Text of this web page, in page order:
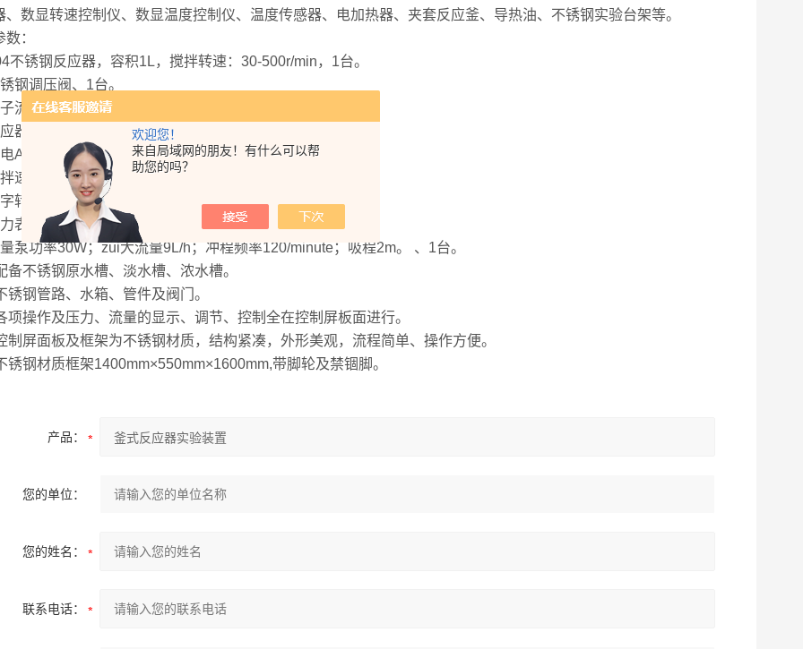
欢迎您！
来自局域网的朋友！有什么可以帮
助您的吗？
、数显转速控制仪、数显温度控制仪、温度传感器、电加热器、夹套反应釜、导热油、不锈钢实验台架等。
：
不锈钢反应器，容积1L，搅拌转速：30-500r/min，1台。
钢调压阀、1台。
流量计LZB-25，测量范围：1.6-16m3/h、1台。
器内温度显示仪宇电AI701。
AI518数字温度控制器，1台。
速度传感器、1台。
转速测定仪、1台。
表量程为1Mpa，1台。
泵功率30W；zui大流量9L/h；冲程频率120/minute；吸程2m。 、1台。
备不锈钢原水槽、淡水槽、浓水槽。
锈钢管路、水箱、管件及阀门。
项操作及压力、流量的显示、调节、控制全在控制屏板面进行。
制屏面板及框架为不锈钢材质，结构紧凑，外形美观，流程简单、操作方便。
锈钢材质框架1400mm×550mm×1600mm,带脚轮及禁锢脚。
产品：
您的单位：
您的姓名：
联系电话：